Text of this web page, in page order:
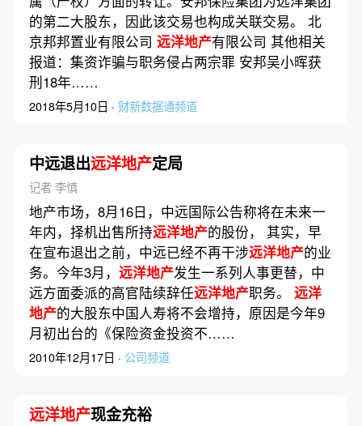
的第二大股东，因此该交易也构成关联交易。 北
京邦邦置业有限公司 远洋地产有限公司 其他相关
报道：集资诈骗与职务侵占两宗罪 安邦吴小晖获
刑18年……
2018年5月10日 · 财新数据通频道
中远退出远洋地产定局
记者 李慎
地产市场，8月16日，中远国际公告称将在未来一
年内，择机出售所持远洋地产的股份， 其实，早
在宣布退出之前，中远已经不再干涉远洋地产的业
务。今年3月， 远洋地产发生一系列人事更替，中
远方面委派的高官陆续辞任远洋地产职务。 远洋
地产的大股东中国人寿将不会增持，原因是今年9
月初出台的《保险资金投资不……
2010年12月17日 · 公司频道
远洋地产现金充裕